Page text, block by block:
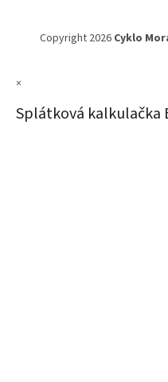
Copyright 2026 Cyklo
×
Splátková kalkulačka